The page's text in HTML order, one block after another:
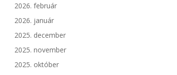
2026. február
2026. január
2025. december
2025. november
2025. október